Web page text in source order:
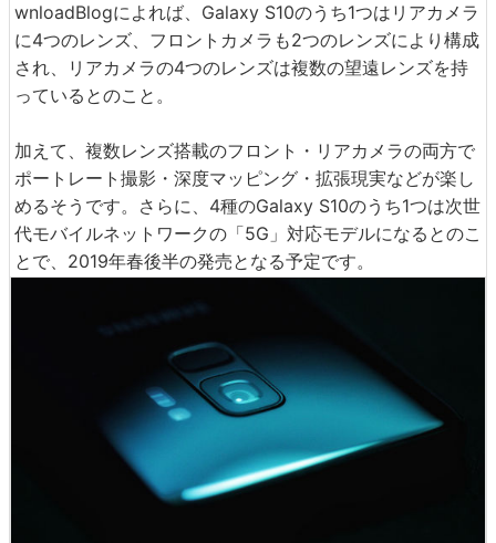
wnloadBlogによれば、Galaxy S10のうち1つはリアカメラ
に4つのレンズ、フロントカメラも2つのレンズにより構成
され、リアカメラの4つのレンズは複数の望遠レンズを持
っているとのこと。
加えて、複数レンズ搭載のフロント・リアカメラの両方で
ポートレート撮影・深度マッピング・拡張現実などが楽し
めるそうです。さらに、4種のGalaxy S10のうち1つは次世
代モバイルネットワークの「5G」対応モデルになるとのこ
とで、2019年春後半の発売となる予定です。